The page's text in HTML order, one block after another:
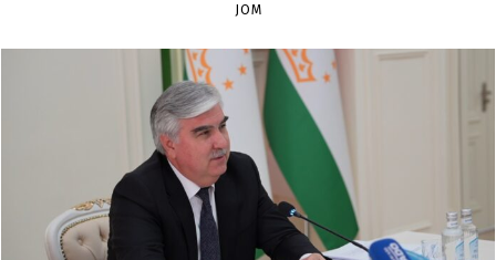
JOM